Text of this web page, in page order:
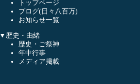
トップページ
ブログ(日々八百万)
お知らせ一覧
▼歴史・由緒
歴史・ご祭神
年中行事
メディア掲載